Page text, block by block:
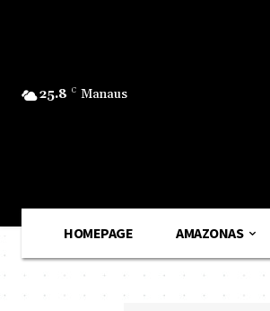
25.8 C Manaus
HOMEPAGE AMAZONAS